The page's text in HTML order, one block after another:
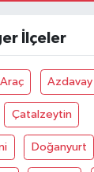
İlçeler
Araç Azdavay
Çatalzeytin
Doğanyurt